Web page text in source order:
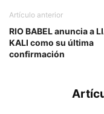
Artículo anterior
RIO BABEL anuncia a
KALI como su última
confirmación